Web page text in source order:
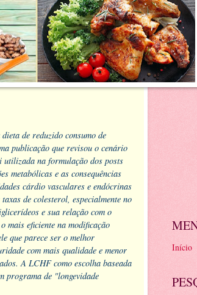
de reduzido consumo de
publicação que revisou o cenário
utilizada na formulação dos posts
metabólicas e as consequências
cárdio vasculares e endócrinas
de colesterol, especialmente no
e sua relação com o
mais eficiente na modificação
que parece ser o melhor
com mais qualidade e menor
A LCHF como escolha baseada
programa de "longevidade
Início